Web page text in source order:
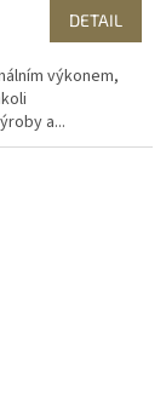
DETAIL
výkonem,
a...